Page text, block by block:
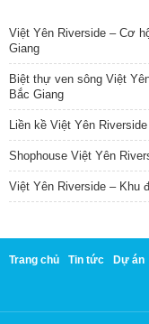
Việt Yên Riverside – Cơ
Giang
Biệt thự ven sông Việt
Bắc Giang
Liền kề Việt Yên
Shophouse Việt Yên
Việt Yên Riverside – Khu
Trang chủ Tin tức Dự án